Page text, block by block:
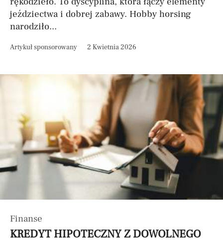
jeździectwa i dobrej zabawy. Hobby horsing
narodziło...
Artykuł sponsorowany 2 Kwietnia 2026
Finanse
KREDYT HIPOTECZNY Z DOWOLNEGO